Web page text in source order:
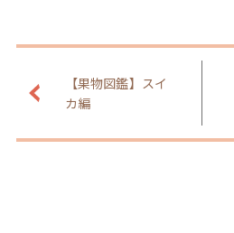
【果物図鑑】スイ
カ編